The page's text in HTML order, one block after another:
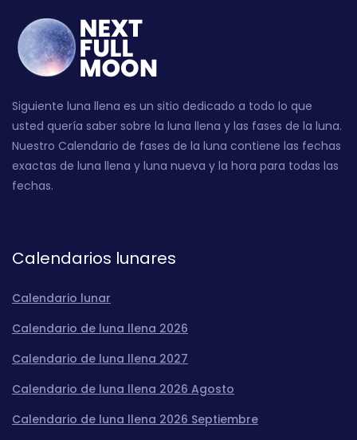
Siguiente luna llena es un sitio dedicado a todo lo que
usted quería saber sobre la luna llena y las fases de la luna.
Nuestro Calendario de fases de la luna contiene las fechas
exactas de luna llena y luna nueva y la hora para todas las
fechas.
Calendarios lunares
Calendario lunar
Calendario de luna llena 2026
Calendario de luna llena 2027
Calendario de luna llena 2026 Agosto
Calendario de luna llena 2026 Septiembre